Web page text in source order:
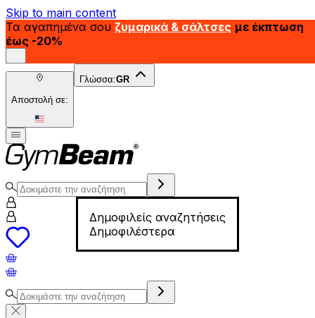
Skip to main content
Τα αγαπημένα σου ζυμαρικά & σάλτσες με έκπτωση
έως -20%
Αποστολή σε:
Γλώσσα:GR
Δημοφιλείς αναζητήσεις
Δημοφιλέστερα